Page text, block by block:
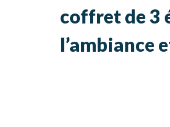
coffret de 3
l’ambiance